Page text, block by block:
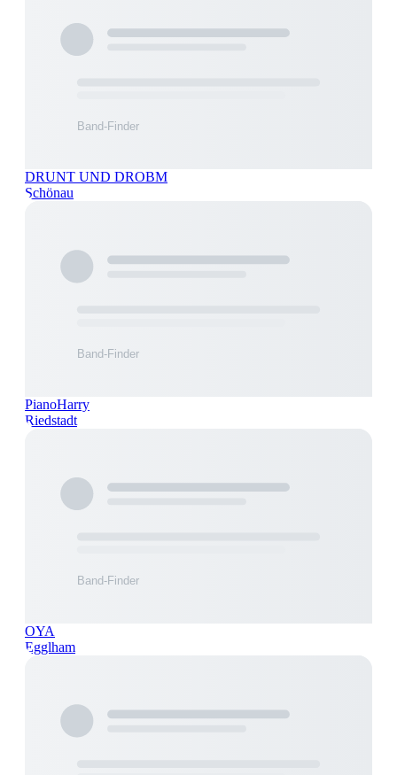
DRUNT UND DROBM
Schönau
PianoHarry
Riedstadt
OYA
Egglham